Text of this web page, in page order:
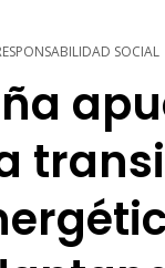
SOCIAL